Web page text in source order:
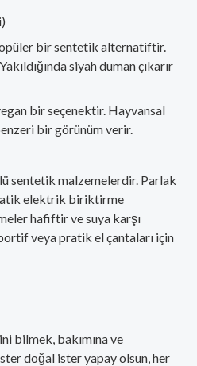
bir sentetik alternatiftir.
siyah duman çıkarır
bir seçenektir. Hayvansal
bir görünüm verir.
sentetik malzemelerdir. Parlak
elektrik biriktirme
hafiftir ve suya karşı
veya pratik el çantaları için
bilmek, bakımına ve
doğal ister yapay olsun, her